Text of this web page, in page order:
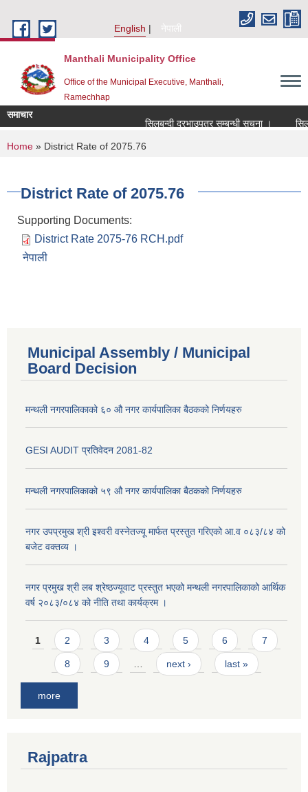
English
नेपाली
Manthali Municipality Office
Office of the Municipal Executive, Manthali,
Ramechhap
समाचार
सिलबन्दी दरभाउपत्र सम्बन्धी सूचना ।
You are here
Home » District Rate of 2075.76
District Rate of 2075.76
Supporting Documents:
District Rate 2075-76 RCH.pdf
नेपाली
Municipal Assembly / Municipal
Board Decision
मन्थली नगरपालिकाको ६० औ नगर कार्यपालिका बैठकको निर्णयहरु
GESI AUDIT प्रतिवेदन 2081-82
मन्थली नगरपालिकाको ५९ औ नगर कार्यपालिका बैठकको निर्णयहरु
नगर उपप्रमुख श्री इश्वरी वस्नेतज्यू मार्फत प्रस्तुत गरिएको आ.व ०८३/८४ को
बजेट वक्तव्य ।
नगर प्रमुख श्री लब श्रेष्ठज्यूवाट प्रस्तुत भएको मन्थली नगरपालिकाको आर्थिक
वर्ष २०८३/०८४ को नीति तथा कार्यक्रम ।
Pages
1 2 3 4 5 6 7
8 9 next › last »
more
Rajpatra